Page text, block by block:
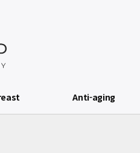
Anti-aging